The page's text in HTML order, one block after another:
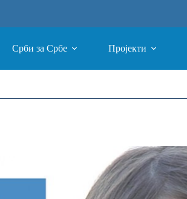
Срби за Србе Пројекти